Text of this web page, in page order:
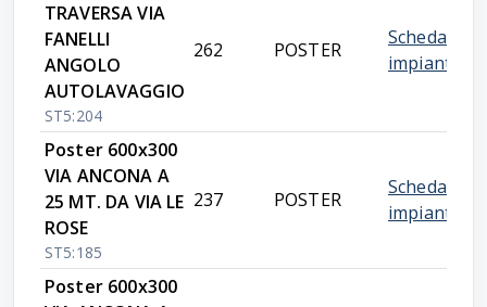
TRAVERSA VIA
FANELLI
ANGOLO
AUTOLAVAGGIO
ST5:204
262 POSTER
Scheda
impianto
Poster 600x300
VIA ANCONA A
25 MT. DA VIA LE
ROSE
ST5:185
237 POSTER
Scheda
impianto
Poster 600x300